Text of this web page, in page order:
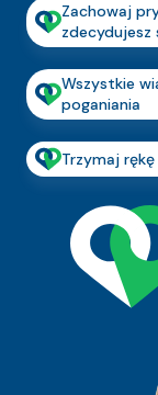
Zachowaj
Wszystkie
poganiania
Trzymaj